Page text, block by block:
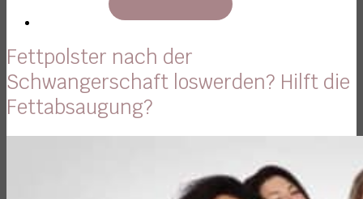
Fettpolster nach der
Schwangerschaft loswerden? Hilft die
Fettabsaugung?